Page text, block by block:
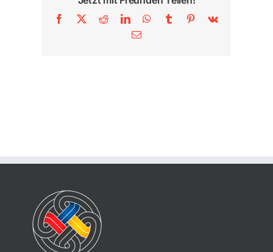
Facebook
X RedditLinkedInWhatsApp
Tumblr Pinterest
Vk
E-